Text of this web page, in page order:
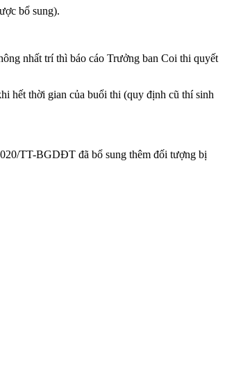
bổ sung).
nhất trí thì báo cáo Trưởng ban Coi thi quyết
hết thời gian của buổi thi (quy định cũ thí sinh
TT-BGDĐT đã bổ sung thêm đối tượng bị